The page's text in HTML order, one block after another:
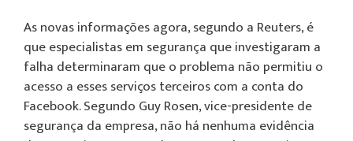
As novas informações agora, segundo a Reuters, é
que especialistas em segurança que investigaram a
falha determinaram que o problema não permitiu o
acesso a esses serviços terceiros com a conta do
Facebook. Segundo Guy Rosen, vice-presidente de
segurança da empresa, não há nenhuma evidência